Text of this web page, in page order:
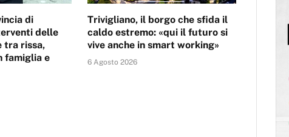
di
delle
tra rissa,
famiglia e
Trivigliano, il borgo che sfida il
caldo estremo: «qui il futuro si
vive anche in smart working»
6 Agosto 2026